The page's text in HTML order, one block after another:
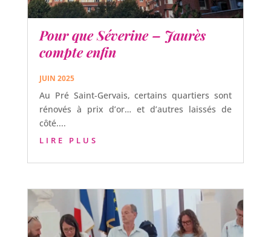
Pour que Séverine – Jaurès
compte enfin
JUIN 2025
Au Pré Saint-Gervais, certains quartiers sont
rénovés à prix d’or… et d’autres laissés de
côté....
LIRE PLUS